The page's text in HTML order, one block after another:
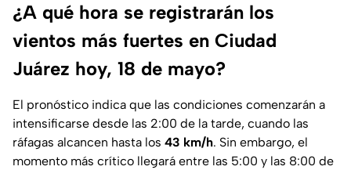
¿A qué hora se registrarán los
vientos más fuertes en Ciudad
Juárez hoy, 18 de mayo?
El pronóstico indica que las condiciones comenzarán a
intensificarse desde las 2:00 de la tarde, cuando las
ráfagas alcancen hasta los 43 km/h. Sin embargo, el
momento más crítico llegará entre las 5:00 y las 8:00 de